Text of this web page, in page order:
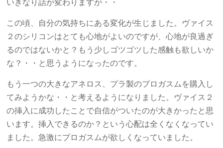
いきなり話が変わりますが・・
この頃、自分の気持ちにある変化が生じました。ヴァイス
２のシリコンはとても心地がよいのですが、心地が良過ぎ
るのではないかと？もう少しゴツゴツした感触も欲しいか
な？・・と思うようになったのです。
もう一つの大きなアネロス、プラ製のプロガスムを購入し
てみようかな・・と考えるようになりました。ヴァイス２
の挿入に成功したことで自信がついたのが大きかったと思
います。挿入できるのか？という心配は全くなくなってい
ました。急激にプロガスムが欲しくなっていました。